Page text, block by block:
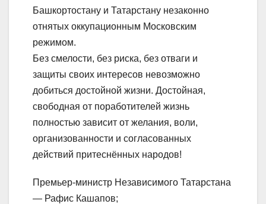
Башкортостану и Татарстану незаконно
отнятых оккупационным Московским
режимом.
Без смелости, без риска, без отваги и
защиты своих интересов невозможно
добиться достойной жизни. Достойная,
свободная от поработителей жизнь
полностью зависит от желания, воли,
организованности и согласованных
действий притеснённых народов!
Премьер-министр Независимого Татарстана
— Рафис Кашапов;